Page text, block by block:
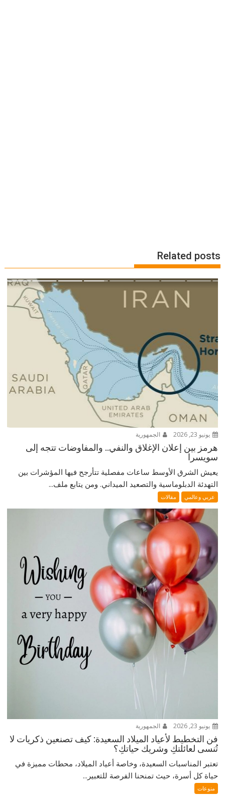
Related posts
يونيو 23, 2026 الجمهورية
هرمز بين إعلان الإغلاق والنفي.. والمفاوضات تتجه إلى
سويسرا
يعيش الشرق الأوسط ساعات مفصلية تتأرجح فيها المؤشرات بين
التهدئة الدبلوماسية والتصعيد الميداني. ومن يتابع ملف...
عربي وعالمي مقالات
يونيو 23, 2026 الجمهورية
فن التخطيط لأعياد الميلاد السعيدة: كيف تصنعين ذكريات لا
تُنسى لعائلتكِ وشريك حياتكِ؟
تعتبر المناسبات السعيدة، وخاصة أعياد الميلاد، محطات مميزة في
حياة كل أسرة، حيث تمنحنا الفرصة للتعبير...
منوعات